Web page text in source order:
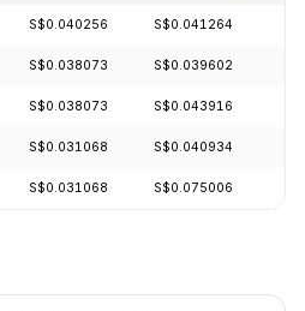
S$0.040256 S$0.041264
S$0.038073 S$0.039602
S$0.038073 S$0.043916
S$0.031068 S$0.040934
S$0.031068 S$0.075006